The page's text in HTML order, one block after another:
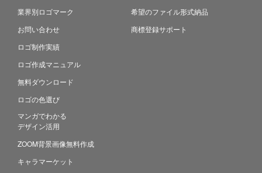
業界別ロゴマーク
お問い合わせ
ロゴ制作実績
ロゴ作成マニュアル
無料ダウンロード
ロゴの色選び
マンガでわかる
デザイン活用
ZOOM背景画像無料作成
キャラマーケット
希望のファイル形式納品
商標登録サポート